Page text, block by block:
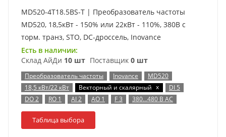
MD520-4T18.5BS-T | Преобразователь частоты
MD520, 18,5кВт - 150% или 22кВт - 110%, 380В с
торм. транз, STO, DC-дроссель, Inovance
Есть в наличии:
Склад АйДи 10 шт Поставщик 0 шт
Преобразователь частоты Inovance
MD520
18,5 кВт/22 кВт
Векторный и скалярный x
DI 5
DO 2
RO 1 AI 2 AO 1 F 3 380…480 В AC
Таблица выбора